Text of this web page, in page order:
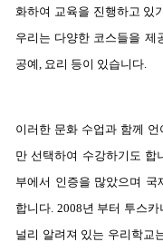
화하여 교육을 진행하고 있
우리는 다양한 코스들을 제
공예, 요리 등이 있습니다.
이러한 문화 수업과 함께
만 선택하여 수강하기도 합
부에서 인증을 많았으며
합니다. 2008년 부터 투스
널리 알려져 있는 우리학교